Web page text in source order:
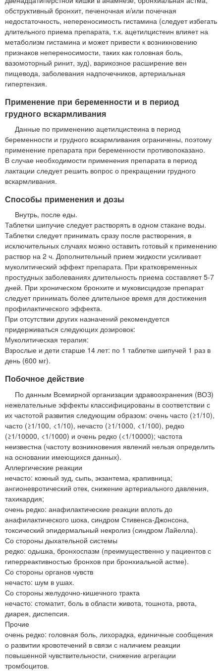
обструктивный бронхит, печеночная и/или почечная
недостаточность, непереносимость гистамина (следует избегать
длительного приема препарата, т.к. ацетилцистеин влияет на
метаболизм гистамина и может привести к возникновению
признаков непереносимости, таких как головная боль,
вазомоторный ринит, зуд), варикозное расширение вен
пищевода, заболевания надпочечников, артериальная
гипертензия.
Применение при беременности и в период
грудного вскармливания
Данные по применению ацетилцистеина в период
беременности и грудного вскармливания ограничены, поэтому
применение препарата при беременности противопоказано.
В случае необходимости применения препарата в период
лактации следует решить вопрос о прекращении грудного
вскармливания.
Способы применения и дозы
Внутрь, после еды.
Таблетки шипучие следует растворять в одном стакане воды.
Таблетки следует принимать сразу после растворения, в
исключительных случаях можно оставить готовый к применению
раствор на 2 ч. Дополнительный прием жидкости усиливает
муколитический эффект препарата. При кратковременных
простудных заболеваниях длительность приема составляет 5-7
дней. При хроническом бронхите и муковисцидозе препарат
следует принимать более длительное время для достижения
профилактического эффекта.
При отсутствии других назначений рекомендуется
придерживаться следующих дозировок:
Муколитическая терапия:
Взрослые и дети старше 14 лет: по 1 таблетке шипучей 1 раз в
день (600 мг).
Побочное действие
По данным Всемирной организации здравоохранения (ВОЗ)
нежелательные эффекты классифицированы в соответствии с
их частотой развития следующим образом: очень часто (≥1/10),
часто (≥1/100, <1/10), нечасто (≥1/1000, <1/100), редко
(≥1/10000, <1/1000) и очень редко (<1/10000); частота
неизвестна (частоту возникновения явлений нельзя определить
на основании имеющихся данных).
Аллергические реакции
нечасто: кожный зуд, сыпь, экзантема, крапивница;
ангионевротический отек, снижение артериального давления,
тахикардия;
очень редко: анафилактические реакции вплоть до
анафилактического шока, синдром Стивенса-Джонсона,
токсический эпидермальный некролиз (синдром Лайелла).
Со стороны дыхательной системы
редко: одышка, бронхоспазм (преимущественно у пациентов с
гиперреактивностью бронхов при бронхиальной астме).
Со стороны органов чувств
нечасто: шум в ушах.
Со стороны желудочно-кишечного тракта
нечасто: стоматит, боль в области живота, тошнота, рвота,
диарея, диспепсия.
Прочие
очень редко: головная боль, лихорадка, единичные сообщения
о развитии кровотечений в связи с наличием реакции
повышенной чувствительности, снижение агрегации
тромбоцитов.